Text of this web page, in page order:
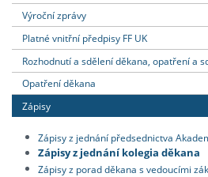
Výroční zprávy
Platné vnitřní předpisy FF UK
Rozhodnutí a sdělení děkana, opatření a
Opatření děkana
Zápisy
Zápisy z jednání předsednictva
Zápisy z jednání kolegia děkana
Zápisy z porad děkana s vedoucími